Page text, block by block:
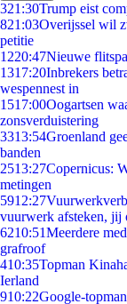
321:30Trump eist
821:03Overijssel wil
petitie
1220:47Nieuwe
1317:20Inbrekers
wespennest in
1517:00Oogartsen
zonsverduistering
3313:54Groenland
banden
2513:27Copernicus:
metingen
5912:27
vuurwerk afsteken, jij
6210:51Meerdere
grafroof
410:35Topman
Ierland
910:22Google-